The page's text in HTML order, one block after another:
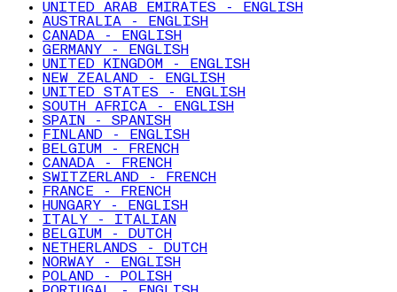
UNITED ARAB EMIRATES - ENGLISH
AUSTRALIA - ENGLISH
CANADA - ENGLISH
GERMANY - ENGLISH
UNITED KINGDOM - ENGLISH
NEW ZEALAND - ENGLISH
UNITED STATES - ENGLISH
SOUTH AFRICA - ENGLISH
SPAIN - SPANISH
FINLAND - ENGLISH
BELGIUM - FRENCH
CANADA - FRENCH
SWITZERLAND - FRENCH
FRANCE - FRENCH
HUNGARY - ENGLISH
ITALY - ITALIAN
BELGIUM - DUTCH
NETHERLANDS - DUTCH
NORWAY - ENGLISH
POLAND - POLISH